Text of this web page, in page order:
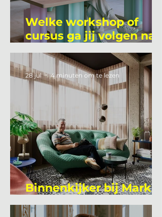
Welke workshop of
cursus ga jij volgen na
je vakantie?
Binnenkijker bij Mark
Mutsaers
28 jul 4 minuten om te lezen